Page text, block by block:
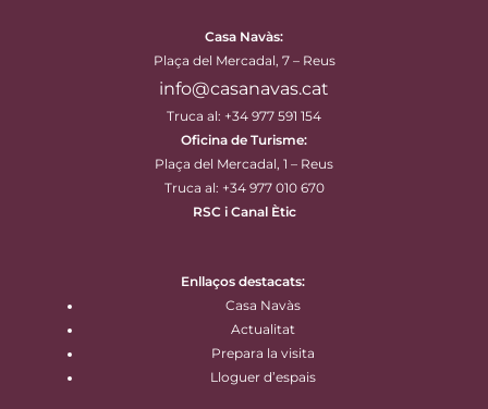
Casa Navàs:
Plaça del Mercadal, 7 – Reus
info@casanavas.cat
Truca al: +34 977 591 154
Oficina de Turisme:
Plaça del Mercadal, 1 – Reus
Truca al: +34 977 010 670
RSC i Canal Ètic
Enllaços destacats:
Casa Navàs
Actualitat
Prepara la visita
Lloguer d’espais